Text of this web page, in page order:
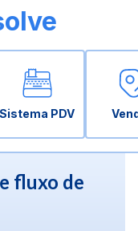
Sistema PDV
fluxo de